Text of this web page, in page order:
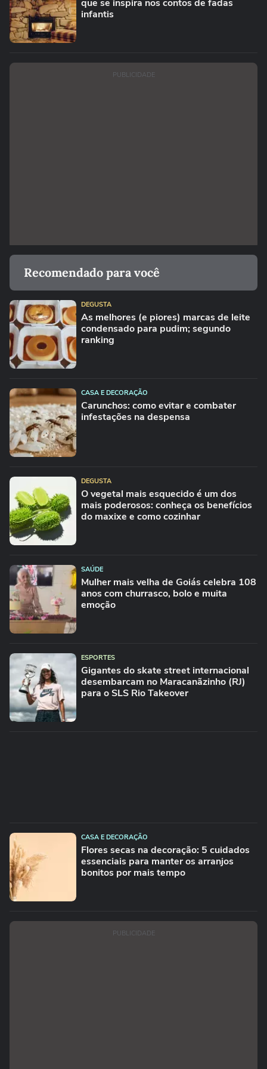
que se inspira nos contos de fadas
infantis
PUBLICIDADE
Recomendado para você
DEGUSTA
As melhores (e piores) marcas de leite
condensado para pudim; segundo
ranking
CASA E DECORAÇÃO
Carunchos: como evitar e combater
infestações na despensa
DEGUSTA
O vegetal mais esquecido é um dos
mais poderosos: conheça os benefícios
do maxixe e como cozinhar
SAÚDE
Mulher mais velha de Goiás celebra 108
anos com churrasco, bolo e muita
emoção
ESPORTES
Gigantes do skate street internacional
desembarcam no Maracanãzinho (RJ)
para o SLS Rio Takeover
CASA E DECORAÇÃO
Flores secas na decoração: 5 cuidados
essenciais para manter os arranjos
bonitos por mais tempo
PUBLICIDADE